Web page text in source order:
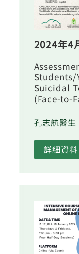
2024年4
Students/
Suicidal
(Face-to-
孔志航醫生
詳細資料